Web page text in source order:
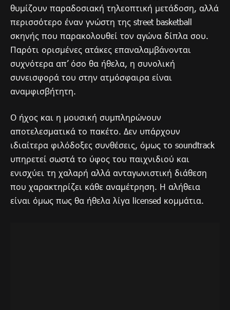
θυμίζουν παραδοσιακή τηλεοπτική μετάδοση, αλλά
περισσότερο έναν γνώστη της street basketball
σκηνής που παρακολουθεί τον αγώνα δίπλα σου.
Παρότι ορισμένες ατάκες επαναλαμβάνονται
συχνότερα απ’ όσο θα ήθελα, η συνολική
συνεισφορά του στην ατμόσφαιρα είναι
αναμφισβήτητη.
Ο ήχος και η μουσική συμπληρώνουν
αποτελεσματικά το πακέτο. Δεν υπάρχουν
ιδιαίτερα φιλόδοξες συνθέσεις, όμως το soundtrack
υπηρετεί σωστά το ύφος του παιχνιδιού και
ενισχύει τη χαλαρή αλλά ανταγωνιστική διάθεση
που χαρακτηρίζει κάθε αναμέτρηση. Η αλήθεια
είναι όμως πως θα ήθελα λίγα licensed κομμάτια.